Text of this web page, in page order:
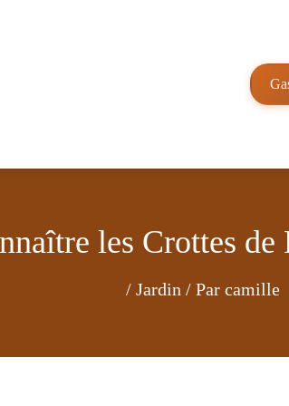
les Crottes de
/ Jardin / Par camille